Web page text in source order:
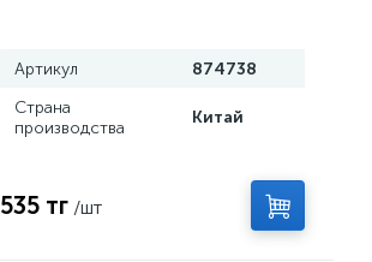
Артикул
874738
Страна
производства
Китай
535 тг /шт